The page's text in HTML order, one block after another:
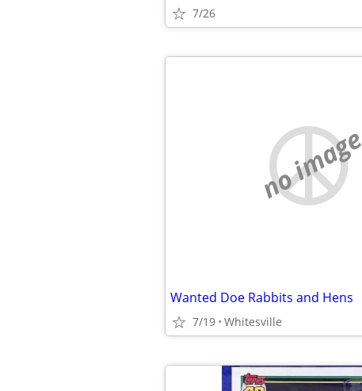
7/26
no image
Wanted Doe Rabbits and Hens
7/19 Whitesville